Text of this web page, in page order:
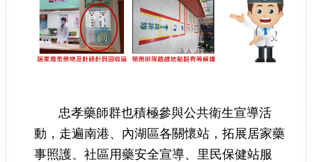
忠孝藥師群也積極參與公共衛生宣導活
動，走遍南港、內湖區各關懷站，拓展居家藥
事照護、社區用藥安全宣導、里民保健站服